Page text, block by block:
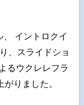
、 イントロクイ
、スライドショ
るウクレレフラ
りました。